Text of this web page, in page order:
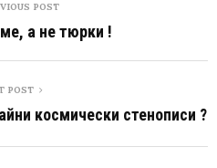
POST
а не тюрки !
POST
космически стенописи ?